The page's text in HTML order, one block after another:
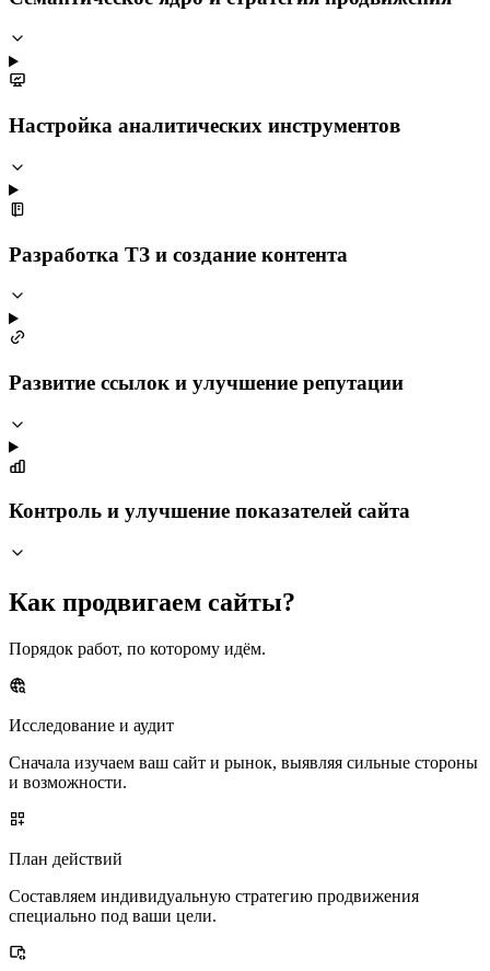
Настройка аналитических инструментов
Разработка ТЗ и создание контента
Развитие ссылок и улучшение репутации
Контроль и улучшение показателей сайта
Как продвигаем сайты?
Порядок работ, по которому идём.
Исследование и аудит
Сначала изучаем ваш сайт и рынок, выявляя сильные стороны
и возможности.
План действий
Составляем индивидуальную стратегию продвижения
специально под ваши цели.